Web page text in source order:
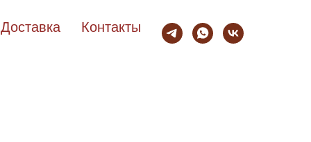
Доставка Контакты